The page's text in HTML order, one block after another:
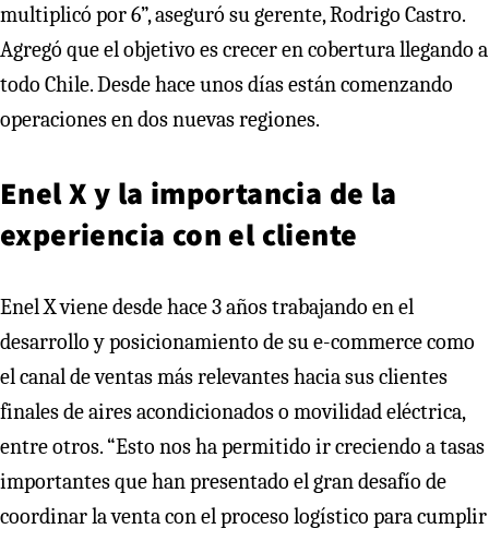
multiplicó por 6”, aseguró su gerente, Rodrigo Castro.
Agregó que el objetivo es crecer en cobertura llegando a
todo Chile. Desde hace unos días están comenzando
operaciones en dos nuevas regiones.
Enel X y la importancia de la
experiencia con el cliente
Enel X viene desde hace 3 años trabajando en el
desarrollo y posicionamiento de su e-commerce como
el canal de ventas más relevantes hacia sus clientes
finales de aires acondicionados o movilidad eléctrica,
entre otros. “Esto nos ha permitido ir creciendo a tasas
importantes que han presentado el gran desafío de
coordinar la venta con el proceso logístico para cumplir